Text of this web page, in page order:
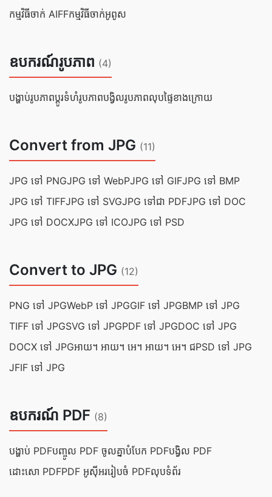
កម្មវិធីចាក់ AIFFកម្មវិធីចាក់អូពូស
ឧបករណ៍រូបភាព (4)
បង្ហាប់រូបភាពប្ដូរទំហំរូបភាពបង្វិលរូបភាពលុបផ្ទៃខាងក្រោយ
Convert from JPG (11)
JPG ទៅ PNGJPG ទៅ WebPJPG ទៅ GIFJPG ទៅ BMP
JPG ទៅ TIFFJPG ទៅ SVGJPG ទៅជា PDFJPG ទៅ DOC
JPG ទៅ DOCXJPG ទៅ ICOJPG ទៅ PSD
Convert to JPG (12)
PNG ទៅ JPGWebP ទៅ JPGGIF ទៅ JPGBMP ទៅ JPG
TIFF ទៅ JPGSVG ទៅ JPGPDF ទៅ JPGDOC ទៅ JPG
DOCX ទៅ JPGអាយ។ អាយ។ អេ។ អាយ។ អេ។ ជPSD ទៅ JPG
JFIF ទៅ JPG
ឧបករណ៍ PDF (8)
បង្ហាប់ PDFបញ្ចូល PDF ចូលគ្នាបំបែក PDFបង្វិល PDF
ដោះសោ PDFPDF អូស៊ីអររៀបចំ PDFលុបទំព័រ